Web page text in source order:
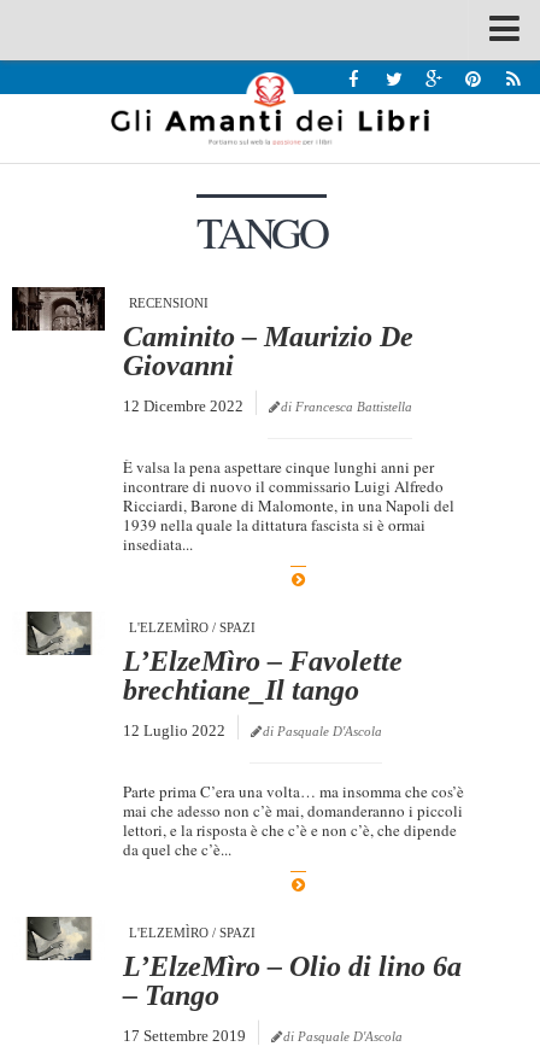
Recensioni
Interviste & Incontri
Chi siamo
Rassegna Stampa
Archivio
Partnership
Giallo Stresa
Tabù Festival 2014
A Tutto Volume
TANGO
RECENSIONI
Caminito – Maurizio De
Giovanni
12 Dicembre 2022 di Francesca Battistella
È valsa la pena aspettare cinque lunghi anni per
incontrare di nuovo il commissario Luigi Alfredo
Ricciardi, Barone di Malomonte, in una Napoli del
1939 nella quale la dittatura fascista si è ormai
insediata...
L'ELZEMÌRO/ SPAZI
L’ElzeMìro – Favolette
brechtiane_Il tango
12 Luglio 2022 di Pasquale D'Ascola
Parte prima C’era una volta… ma insomma che cos’è
mai che adesso non c’è mai, domanderanno i piccoli
lettori, e la risposta è che c’è e non c’è, che dipende
da quel che c’è...
L'ELZEMÌRO/ SPAZI
L’ElzeMìro – Olio di lino 6a
– Tango
17 Settembre 2019 di Pasquale D'Ascola